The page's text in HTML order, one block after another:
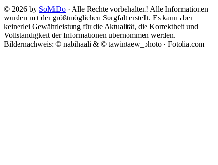
© 2026 by SoMiDo · Alle Rechte vorbehalten! Alle Informationen
wurden mit der größtmöglichen Sorgfalt erstellt. Es kann aber
keinerlei Gewährleistung für die Aktualität, die Korrektheit und
Vollständigkeit der Informationen übernommen werden.
Bildernachweis: © nabihaali & © tawintaew_photo · Fotolia.com